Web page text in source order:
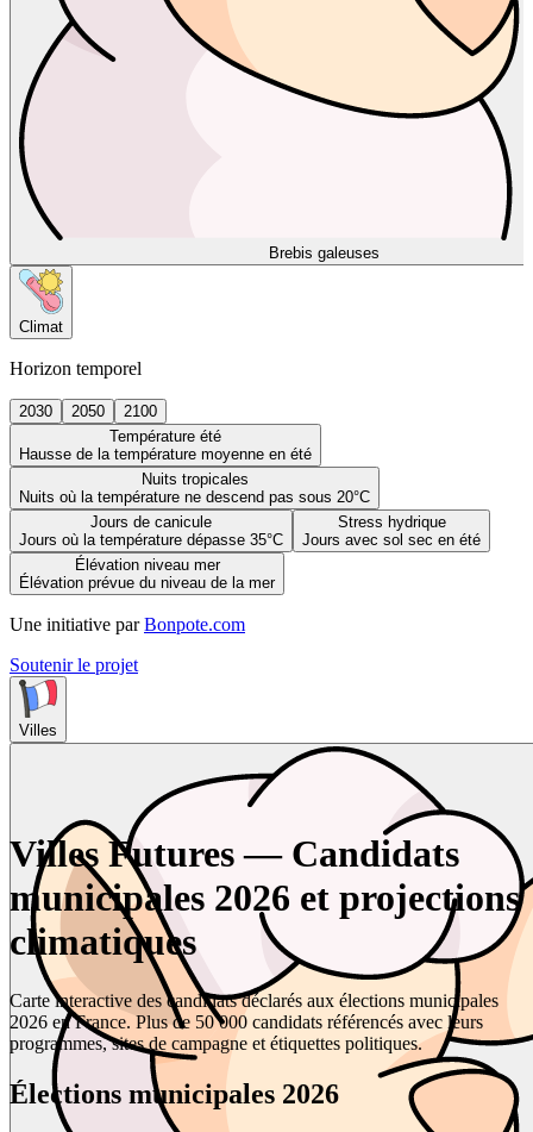
Brebis galeuses
Climat
Horizon temporel
2030 2050
2100
Température été
Hausse de la température moyenne en été
Nuits tropicales
Nuits où la température ne descend pas sous 20°C
Jours de canicule
Jours où la température dépasse 35°C
Stress hydrique
Jours avec sol sec en été
Élévation niveau mer
Élévation prévue du niveau de la mer
Une initiative par Bonpote.com
Soutenir le projet
Villes
Villes Futures — Candidats
municipales 2026 et projections
climatiques
Carte interactive des candidats déclarés aux élections municipales
2026 en France. Plus de 50 000 candidats référencés avec leurs
programmes, sites de campagne et étiquettes politiques.
Élections municipales 2026